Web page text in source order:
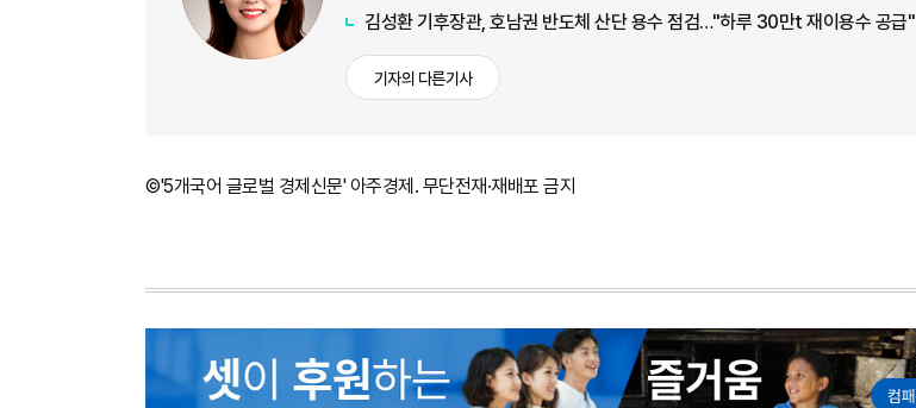
김성환 기후장관, 호남권 반도체 산단 용수 점검…"하루 30만t 재이용수 공급"
기자의 다른기사
©'5개국어 글로벌 경제신문' 아주경제. 무단전재·재배포 금지